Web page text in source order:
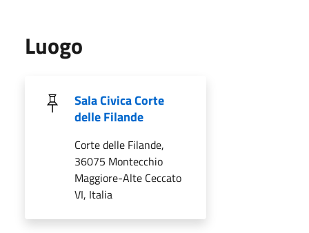
Luogo
Sala Civica Corte
delle Filande
Corte delle Filande,
36075 Montecchio
Maggiore-Alte Ceccato
VI, Italia